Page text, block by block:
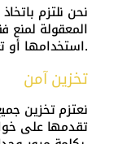
نحن نلتزم
المعقولة لمنع
استخدامها أو تغييرها.
تخزين آمن
تقدمها على